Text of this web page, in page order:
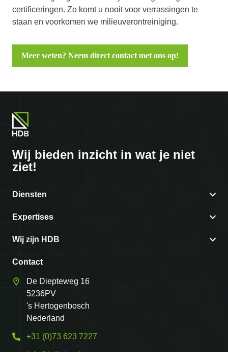
certificeringen. Zo komt u nooit voor verrassingen te
staan en voorkomen we milieuverontreiniging.
Meer weten? Neem direct contact met ons op!
Wij bieden inzicht in wat je niet
ziet!
Diensten
Coördinatie kabels & leidingen
3D Ondergrond
Expertises
CROW-500 proof met onderzoek kabels en leidingen
In kaart brengen van gestuurde boringen met onderzoek
Wij zijn HDB
Over ons
Werken bij
Projecten
Contact
Contact
De Diepteweg 16
5236PV
's Hertogenbosch
Nederland
+31 (0)73 623 7227